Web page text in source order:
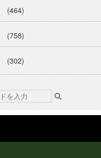
(464)
(758)
(302)